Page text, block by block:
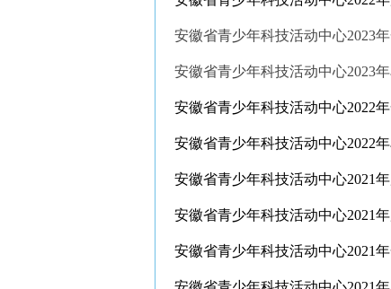
安徽省青少年科技活动中心2023
安徽省青少年科技活动中心2023
安徽省青少年科技活动中心2022
安徽省青少年科技活动中心2022
安徽省青少年科技活动中心2021
安徽省青少年科技活动中心2021
安徽省青少年科技活动中心2021